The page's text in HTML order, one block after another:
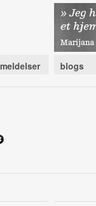
blogs